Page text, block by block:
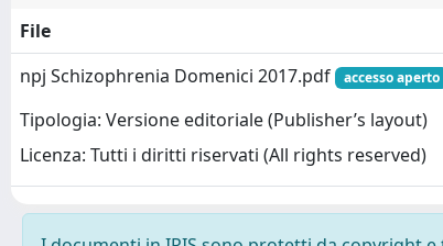
File
npj Schizophrenia Domenici 2017.pdf
accesso aperto
Tipologia: Versione editoriale (Publisher’s layout)
Licenza: Tutti i diritti riservati (All rights reserved)